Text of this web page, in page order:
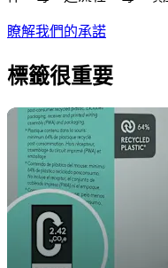
瞭解我們的承諾
標籤很重要